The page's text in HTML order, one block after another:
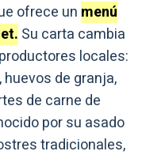
ofrece un menú
Su carta cambia
locales:
de granja,
de carne de
por su asado
tradicionales,